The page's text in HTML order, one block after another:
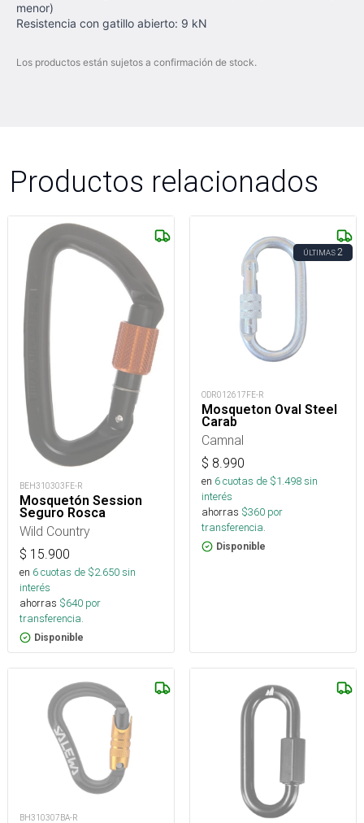
menor)
Resistencia con gatillo abierto: 9 kN
Los productos están sujetos a confirmación de stock.
Productos relacionados
BEH310303FE-R
Mosquetón Session
Seguro Rosca
Wild Country
$ 15.900
en 6cuotas de $2.650sin
interés
ahorras $640 por
transferencia.
Disponible
ÚLTIMAS2
ODR012617FE-R
Mosqueton Oval Steel
Carab
Camnal
$ 8.990
en 6cuotas de $1.498sin
interés
ahorras $360 por
transferencia.
Disponible
BH310307BA-R